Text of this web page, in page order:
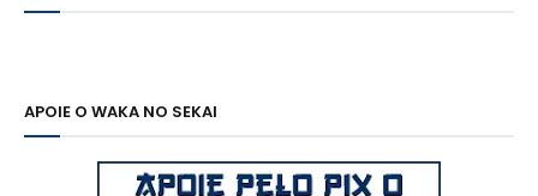
APOIE O WAKA NO SEKAI